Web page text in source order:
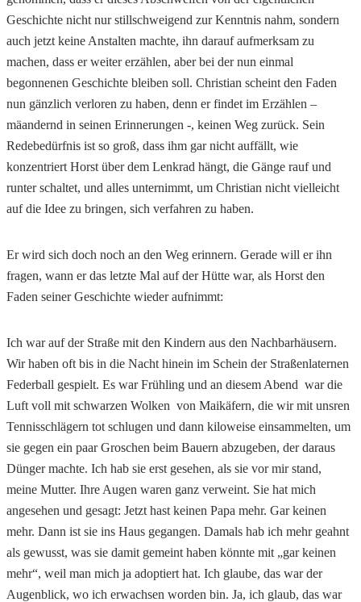
Geschichte nicht nur stillschweigend zur Kenntnis nahm, sondern
auch jetzt keine Anstalten machte, ihn darauf aufmerksam zu
machen, dass er weiter erzählen, aber bei der nun einmal
begonnenen Geschichte bleiben soll. Christian scheint den Faden
nun gänzlich verloren zu haben, denn er findet im Erzählen –
mäandernd in seinen Erinnerungen -, keinen Weg zurück. Sein
Redebedürfnis ist so groß, dass ihm gar nicht auffällt, wie
konzentriert Horst über dem Lenkrad hängt, die Gänge rauf und
runter schaltet, und alles unternimmt, um Christian nicht vielleicht
auf die Idee zu bringen, sich verfahren zu haben.
Er wird sich doch noch an den Weg erinnern. Gerade will er ihn
fragen, wann er das letzte Mal auf der Hütte war, als Horst den
Faden seiner Geschichte wieder aufnimmt:
Ich war auf der Straße mit den Kindern aus den Nachbarhäusern.
Wir haben oft bis in die Nacht hinein im Schein der Straßenlaternen
Federball gespielt. Es war Frühling und an diesem Abend war die
Luft voll mit schwarzen Wolken von Maikäfern, die wir mit unsren
Tennisschlägern tot schlugen und dann kiloweise einsammelten, um
sie gegen ein paar Groschen beim Bauern abzugeben, der daraus
Dünger machte. Ich hab sie erst gesehen, als sie vor mir stand,
meine Mutter. Ihre Augen waren ganz verweint. Sie hat mich
angesehen und gesagt: Jetzt hast keinen Papa mehr. Gar keinen
mehr. Dann ist sie ins Haus gegangen. Damals hab ich mehr geahnt
als gewusst, was sie damit gemeint haben könnte mit „gar keinen
mehr“, weil man mich ja adoptiert hat. Ich glaube, das war der
Augenblick, wo ich erwachsen worden bin. Ja, ich glaub, das war